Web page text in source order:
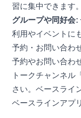
習に集中できます。
グループや同好会:
利用やイベントに
予約・お問い合わ
予約やお問い合わ
トークチャンネル
さい。ベースライ
ベースラインアプ